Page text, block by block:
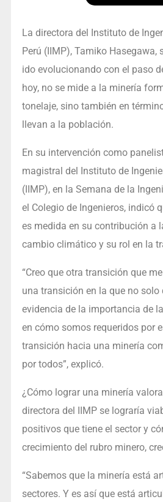
La directora del Instituto de
Perú (IIMP), Tamiko Hasegawa,
ido evolucionando con el paso
hoy, no se mide a la minería
tonelaje, sino también en
llevan a la población.
En su intervención como
magistral del Instituto de
(IIMP), en la Semana de la
el Colegio de Ingenieros, indicó
es medida en su contribución a
cambio climático y su rol en la
“Creo que otra transición que
una transición en la que no solo
evidencia de la importancia de
en cómo somos requeridos por
transición hacia una minería
por todos”, explicó.
¿Cómo lograr una minería
directora del IIMP se lograría
positivos que tiene el sector y
crecimiento del rubro minero,
“Sabemos que la minería está
sectores. Y es así que está